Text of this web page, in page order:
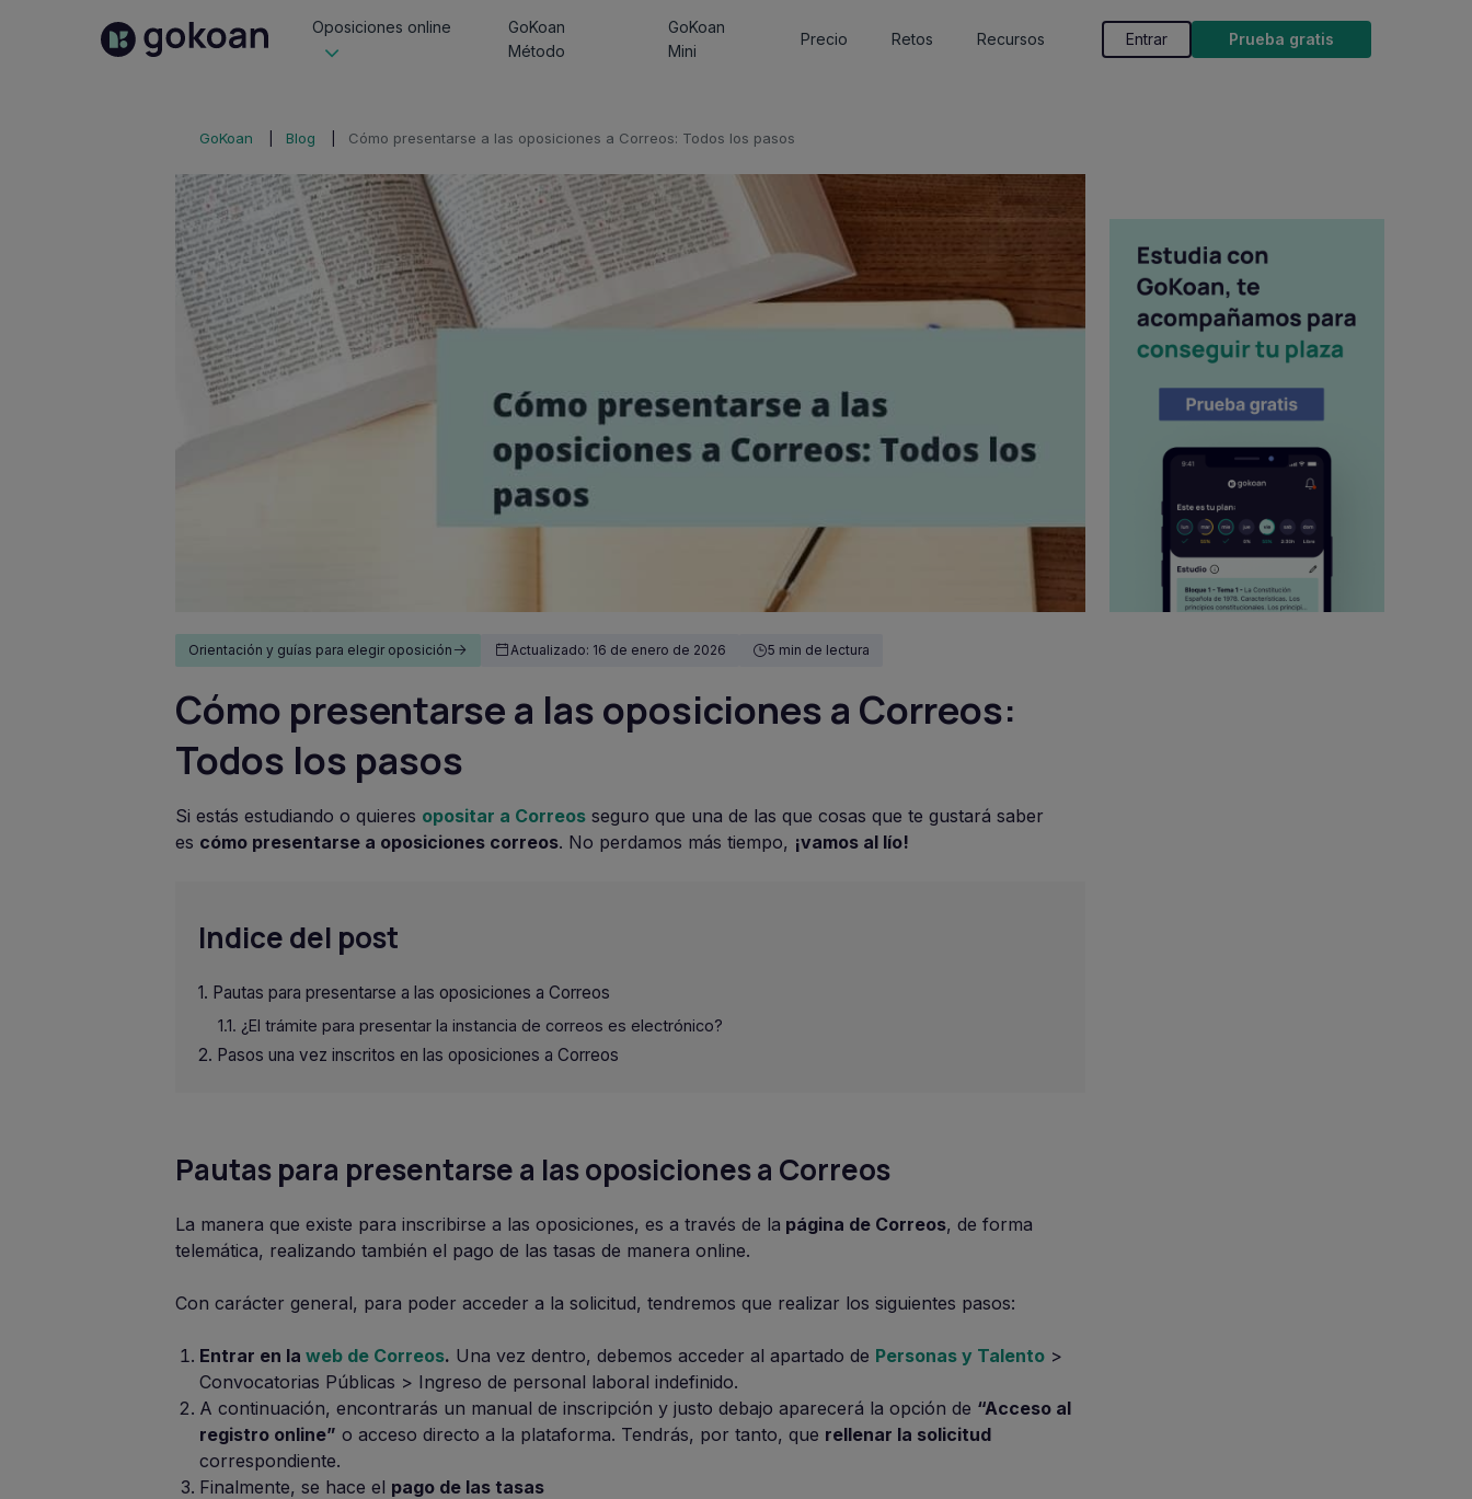
Oposiciones online
GoKoan
Método
GoKoan
Mini
Precio Retos Recursos Entrar Prueba gratis
GoKoan Blog Cómo presentarse a las oposiciones a Correos: Todos los pasos
Orientación y guías para elegir oposición Actualizado: 16 de enero de 2026 5 min de lectura
Cómo presentarse a las oposiciones a Correos:
Todos los pasos
Si estás estudiando o quieres opositar a Correos seguro que una de las que cosas que te gustará saber
es cómo presentarse a oposiciones correos. No perdamos más tiempo, ¡vamos al lío!
Indice del post
Pautas para presentarse a las oposiciones a Correos
¿El trámite para presentar la instancia de correos es electrónico?
Pasos una vez inscritos en las oposiciones a Correos
Pautas para presentarse a las oposiciones a Correos
La manera que existe para inscribirse a las oposiciones, es a través de la página de Correos, de forma
telemática, realizando también el pago de las tasas de manera online.
Con carácter general, para poder acceder a la solicitud, tendremos que realizar los siguientes pasos:
Entrar en la web de Correos. Una vez dentro, debemos acceder al apartado de Personas y Talento >
Convocatorias Públicas > Ingreso de personal laboral indefinido.
A continuación, encontrarás un manual de inscripción y justo debajo aparecerá la opción de “Acceso al
registro online” o acceso directo a la plataforma. Tendrás, por tanto, que rellenar la solicitud
correspondiente.
Finalmente, se hace el pago de las tasas